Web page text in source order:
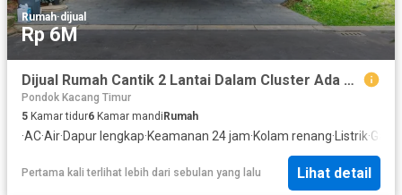
Rumah·dijual
Rp 6M
Dijual Rumah Cantik 2 Lantai Dalam Cluster Ada Swimming Pool Lokasi Strategis Dekat Bxc Mall di Emerald Bintaro Tangsel Gb-18042
Pondok Kacang Timur
5 Kamar tidur6 Kamar mandi Rumah
·AC·Air·Dapur lengkap·Keamanan 24 jam·Kolam renang·Listrik·
Pertama kali terlihat lebih dari sebulan yang lalu Lihat detail